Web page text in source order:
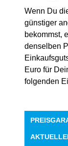
Wenn Du
günstiger
bekommst,
denselben
Euro für
folgenden